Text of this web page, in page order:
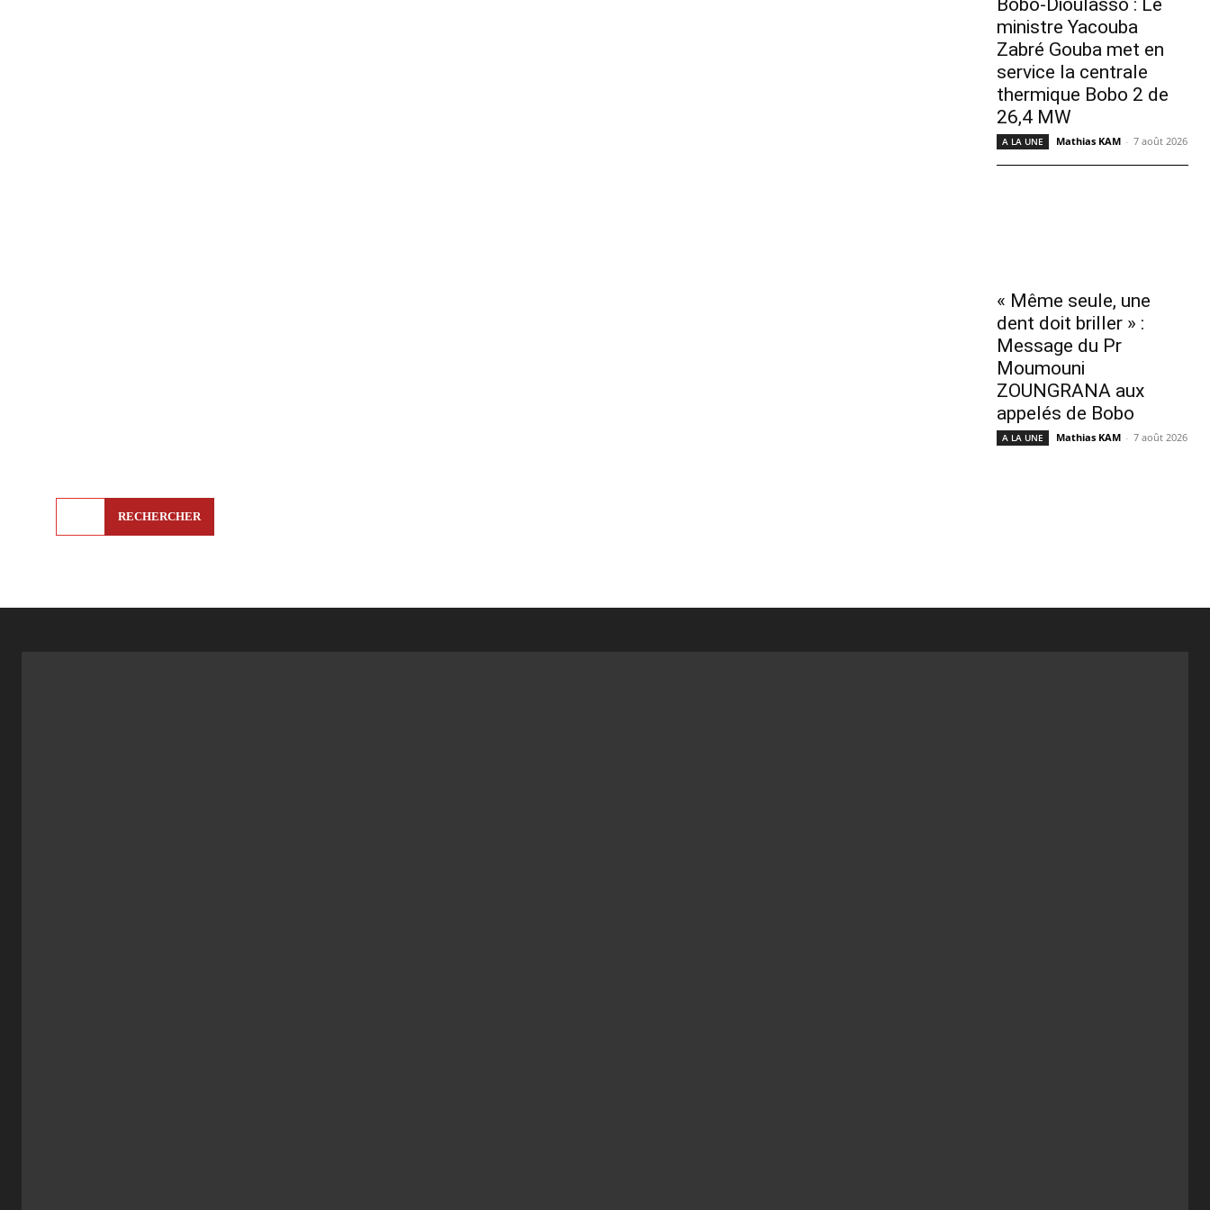
RECHERCHER
Bobo-Dioulasso : Le
ministre Yacouba
Zabré Gouba met en
service la centrale
thermique Bobo 2 de
26,4 MW
A LA UNE Mathias KAM - 7 août 2026
« Même seule, une
dent doit briller » :
Message du Pr
Moumouni
ZOUNGRANA aux
appelés de Bobo
A LA UNE Mathias KAM - 7 août 2026